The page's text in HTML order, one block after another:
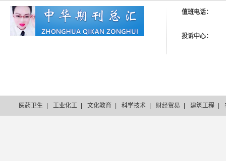
值班电话：
投诉中心：
医药卫生 工业化工 文化教育 科学技术 财经贸易 建筑工程